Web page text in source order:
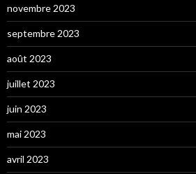
novembre 2023
septembre 2023
août 2023
juillet 2023
juin 2023
mai 2023
avril 2023